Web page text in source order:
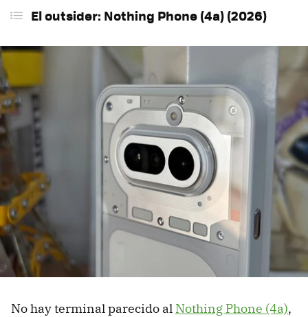
El outsider: Nothing Phone (4a) (2026)
No hay terminal parecido al Nothing Phone (4a),